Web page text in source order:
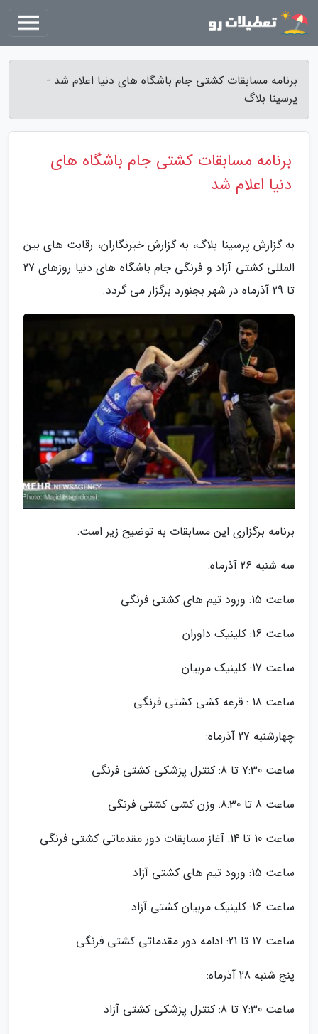
برنامه مسابقات کشتی جام باشگاه های دنیا اعلام شد -
پرسینا بلاگ
برنامه مسابقات کشتی جام باشگاه های
دنیا اعلام شد
به گزارش پرسینا بلاگ، به گزارش خبرنگاران، رقابت های بین
المللی کشتی آزاد و فرنگی جام باشگاه های دنیا روزهای 27
تا 29 آذرماه در شهر بجنورد برگزار می گردد.
برنامه برگزاری این مسابقات به توضیح زیر است:
سه شنبه 26 آذرماه:
ساعت 15: ورود تیم های کشتی فرنگی
ساعت 16: کلینیک داوران
ساعت 17: کلینیک مربیان
ساعت 18 : قرعه کشی کشتی فرنگی
چهارشنبه 27 آذرماه:
ساعت 7:30 تا 8: کنترل پزشکی کشتی فرنگی
ساعت 8 تا 8:30: وزن کشی کشتی فرنگی
ساعت 10 تا 14: آغاز مسابقات دور مقدماتی کشتی فرنگی
ساعت 15: ورود تیم های کشتی آزاد
ساعت 16: کلینیک مربیان کشتی آزاد
ساعت 17 تا 21: ادامه دور مقدماتی کشتی فرنگی
پنج شنبه 28 آذرماه:
ساعت 7:30 تا 8: کنترل پزشکی کشتی آزاد